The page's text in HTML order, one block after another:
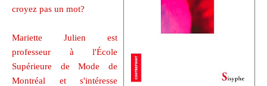
croyez pas un mot?
Mariette Julien est
professeur à l'École
Supérieure de Mode de
Montréal et s'intéresse